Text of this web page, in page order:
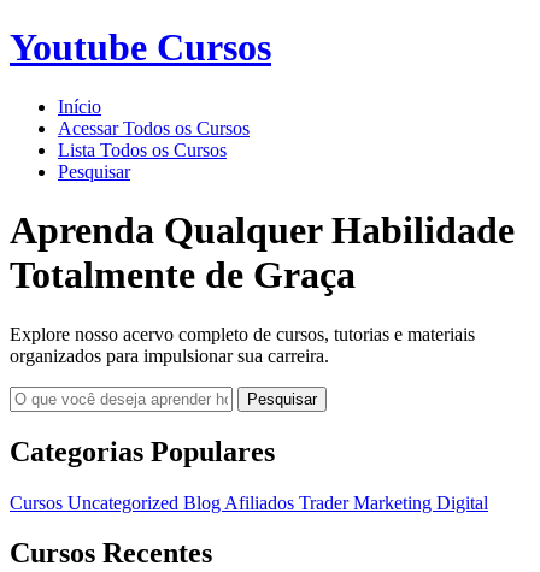
Youtube Cursos
Início
Acessar Todos os Cursos
Lista Todos os Cursos
Pesquisar
Aprenda Qualquer Habilidade
Totalmente de Graça
Explore nosso acervo completo de cursos, tutorias e materiais
organizados para impulsionar sua carreira.
Pesquisar
Categorias Populares
Cursos Uncategorized Blog Afiliados TraderMarketing Digital
Cursos Recentes